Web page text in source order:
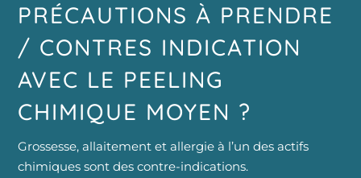
PRÉCAUTIONS À PRENDRE
/ CONTRES INDICATION
AVEC LE PEELING
CHIMIQUE MOYEN ?
Grossesse, allaitement et allergie à l’un des actifs
chimiques sont des contre-indications.